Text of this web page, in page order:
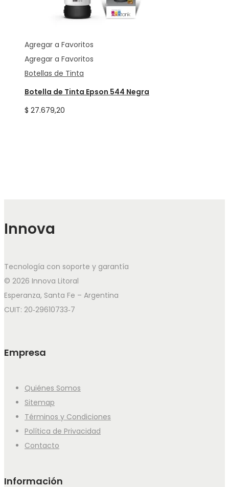
Agregar a Favoritos
Agregar a Favoritos
Botellas de Tinta
Botella de Tinta Epson 544 Negra
$ 27.679,20
Innova
Tecnología con soporte y garantía
© 2026 Innova Litoral
Esperanza, Santa Fe – Argentina
CUIT: 20‑29610733‑7
Empresa
Quiénes Somos
Sitemap
Términos y Condiciones
Política de Privacidad
Contacto
Información